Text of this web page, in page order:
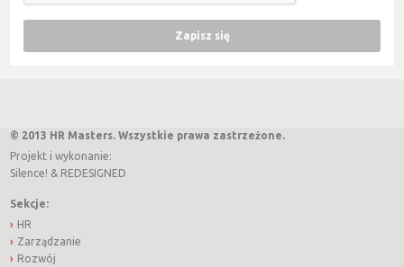
© 2013 HR Masters. Wszystkie prawa zastrzeżone.
Projekt i wykonanie:
Silence! & REDESIGNED
Sekcje:
HR
Zarządzanie
Rozwój